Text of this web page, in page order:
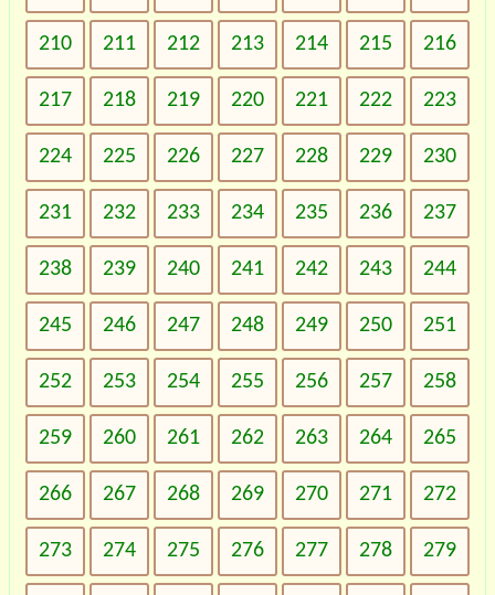
210 211 212 213 214 215 216
217 218 219 220 221 222 223
224 225 226 227 228 229 230
231 232 233 234 235 236 237
238 239 240 241 242 243 244
245 246 247 248 249 250 251
252 253 254 255 256 257 258
259 260 261 262 263 264 265
266 267 268 269 270 271 272
273 274 275 276 277 278 279